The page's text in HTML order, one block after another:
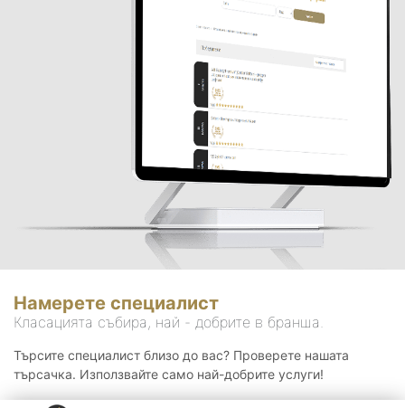
Намерете специалист
Класацията събира, най - добрите в бранша.
Търсите специалист близо до вас? Проверете нашата
търсачка. Използвайте само най-добрите услуги!